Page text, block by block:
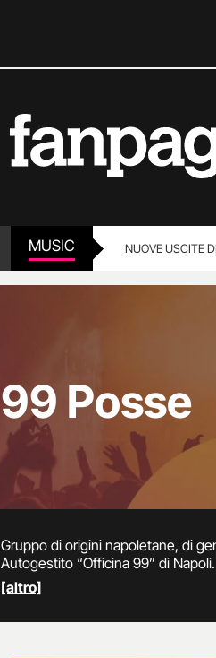
MUSIC NUOVE USCITE
99 Posse
Gruppo di origini napoletane, di
Autogestito “Officina 99” di
sonora di “Sud”, film di Gabriele
[altro]